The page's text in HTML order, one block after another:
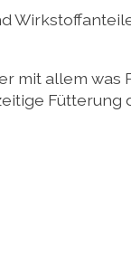
mit allem
Fütterung